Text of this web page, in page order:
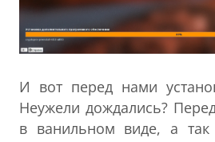
И вот перед нами
Неужели дождались?
в ванильном виде, а так